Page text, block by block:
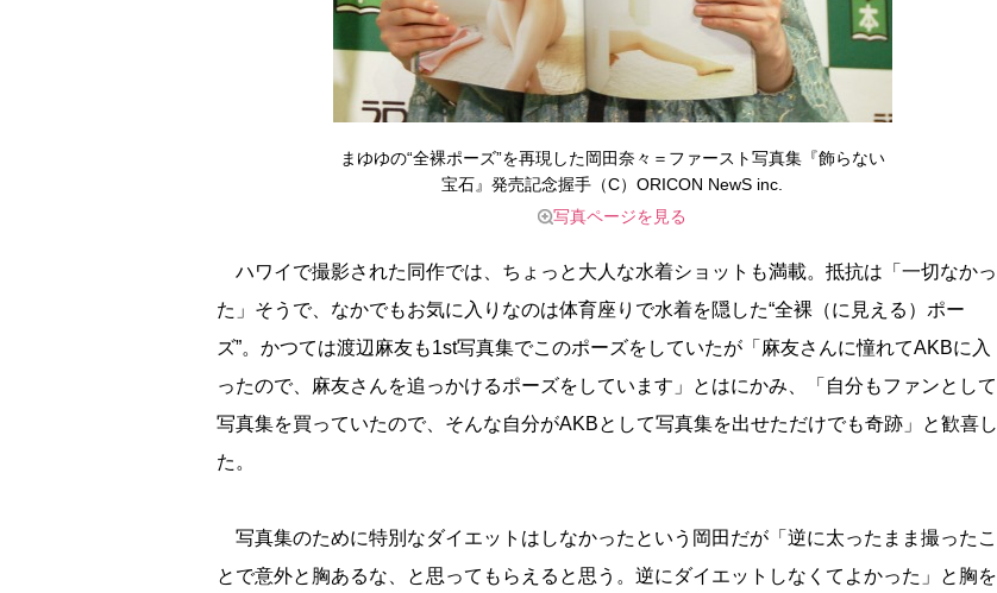
まゆゆの“全裸ポーズ”を再現した岡田奈々＝ファースト写真集『飾らない
宝石』発売記念握手（C）ORICON NewS inc.
写真ページを見る
ハワイで撮影された同作では、ちょっと大人な水着ショットも満載。抵抗は「一切なかっ
た」そうで、なかでもお気に入りなのは体育座りで水着を隠した“全裸（に見える）ポー
ズ”。かつては渡辺麻友も1st写真集でこのポーズをしていたが「麻友さんに憧れてAKBに入
ったので、麻友さんを追っかけるポーズをしています」とはにかみ、「自分もファンとして
写真集を買っていたので、そんな自分がAKBとして写真集を出せただけでも奇跡」と歓喜し
た。
写真集のために特別なダイエットはしなかったという岡田だが「逆に太ったまま撮ったこ
とで意外と胸あるな、と思ってもらえると思う。逆にダイエットしなくてよかった」と胸を